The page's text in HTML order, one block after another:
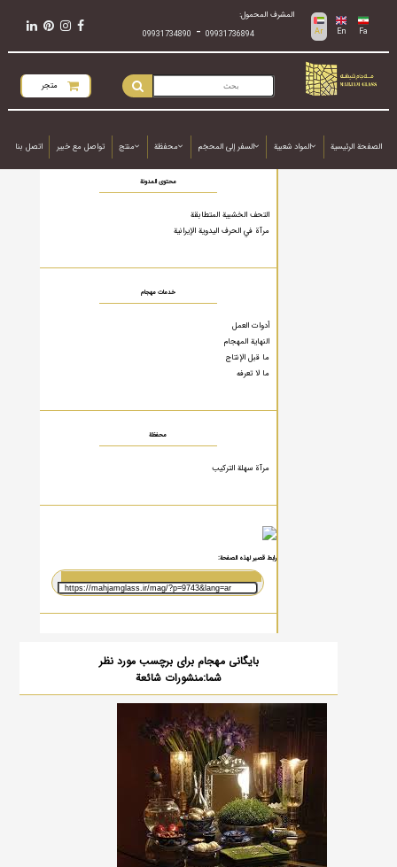
Fa
En
Ar
المشرف المحمول:
09931736894
-
09931734890
متجر
الصفحة الرئيسية المواد شعبية السفر إلى المحجَم محفظة منتج تواصل مع خبير اتصل بنا
محتوى المدونة
التحف الخشبية المتطابقة
مرآة في الحرف اليدوية الإيرانية
خدمات مهجام
أدوات العمل
النهاية المهجام
ما قبل الإنتاج
ما لا تعرفه
محفظة
مرآة سهلة التركيب
رابط قصير لهذه الصفحة:
بایگانی مهجام برای برچسب مورد نظر
شما:منشورات شائعة